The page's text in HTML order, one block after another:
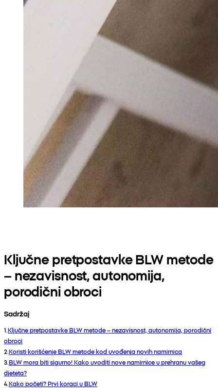
Ključne pretpostavke BLW metode
– nezavisnost, autonomija,
porodični obroci
Sadržaj
1.Ključne pretpostavke BLW metode – nezavisnost, autonomija, porodični
obroci
2.Koristi korišćenje BLW metode kod uvođenja novih namirnica
3.BLW mora biti sigurno! Kako uvoditi nove namirnice u prehranu vašeg
djeteta?
4.Kako početi? Prvi koraci u BLW